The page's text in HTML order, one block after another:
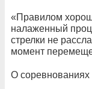
«Правилом
налаженный
стрелки не
момент
О соревнованиях